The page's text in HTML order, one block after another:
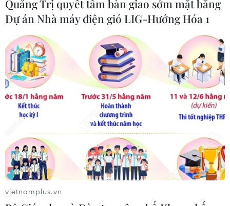
Quảng Trị quyết tâm bàn giao sớm mặt bằng
Dự án Nhà máy điện gió LIG-Hướng Hóa 1
vietnamplus.vn